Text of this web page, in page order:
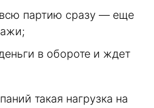
всю партию сразу — еще
в обороте и ждет
такая нагрузка на